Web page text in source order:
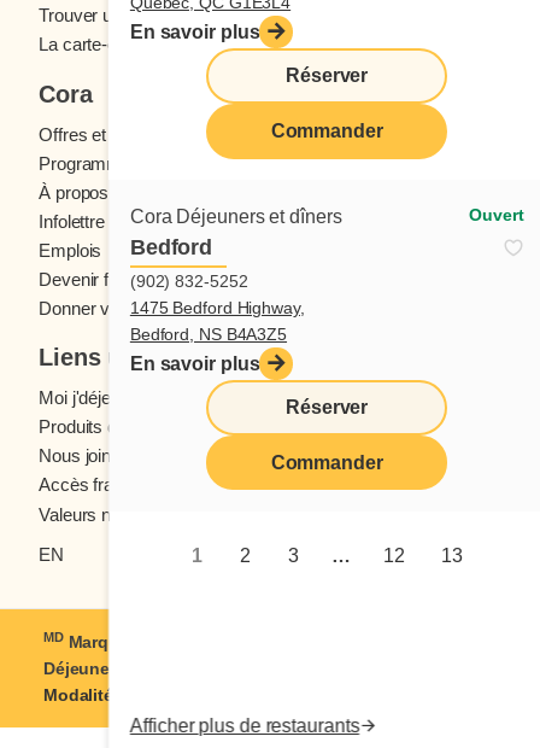
En savoir plus
Réserver
Commander
Cora Déjeuners et dîners Ouvert
Bedford
(902) 832-5252
1475 Bedford Highway,
Bedford, NS B4A3Z5
En savoir plus
Réserver
Commander
1 2 3 … 12 13
Afficher plus de restaurants
Trouver un restaurant
La carte-cadeau Cora
Cora
Offres et concours
Programme fidélité Cora
À propos des restaurants Cora
Infolettre Cora
Emplois
Devenir franchisé
Donner votre avis
Liens utiles
Moi j'déjeune (Blogue)
Produits d'épicerie
Nous joindre
Accès franchisés
Valeurs nutritives
EN
MDMarque déposée de Coramark inc. © 2021-2026
Déjeuners et dîners
Modalités d'utilisation